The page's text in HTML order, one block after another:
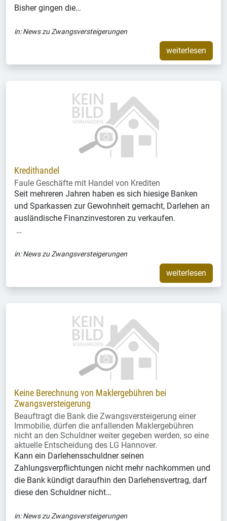
Bisher gingen die…
in:News zu Zwangsversteigerungen
weiterlesen
Kredithandel
Faule Geschäfte mit Handel von Krediten
Seit mehreren Jahren haben es sich hiesige Banken
und Sparkassen zur Gewohnheit gemacht, Darlehen an
ausländische Finanzinvestoren zu verkaufen.
…
in:News zu Zwangsversteigerungen
weiterlesen
Keine Berechnung von Maklergebühren bei
Zwangsversteigerung
Beauftragt die Bank die Zwangsversteigerung einer
Immobilie, dürfen die anfallenden Maklergebühren
nicht an den Schuldner weiter gegeben werden, so eine
aktuelle Entscheidung des LG Hannover.
Kann ein Darlehensschuldner seinen
Zahlungsverpflichtungen nicht mehr nachkommen und
die Bank kündigt daraufhin den Darlehensvertrag, darf
diese den Schuldner nicht…
in:News zu Zwangsversteigerungen